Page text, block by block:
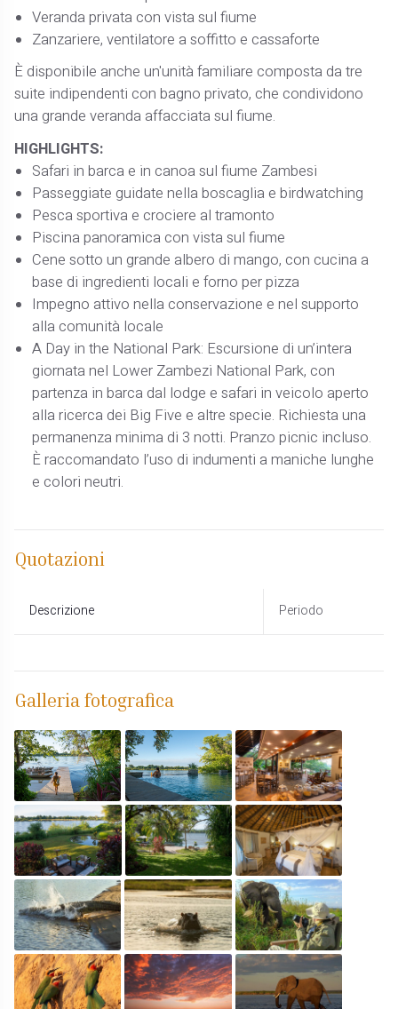
Veranda privata con vista sul fiume
Zanzariere, ventilatore a soffitto e cassaforte
È disponibile anche un'unità familiare composta da tre
suite indipendenti con bagno privato, che condividono
una grande veranda affacciata sul fiume.
HIGHLIGHTS:
Safari in barca e in canoa sul fiume Zambesi
Passeggiate guidate nella boscaglia e birdwatching
Pesca sportiva e crociere al tramonto
Piscina panoramica con vista sul fiume
Cene sotto un grande albero di mango, con cucina a
base di ingredienti locali e forno per pizza
Impegno attivo nella conservazione e nel supporto
alla comunità locale
A Day in the National Park: Escursione di un’intera
giornata nel Lower Zambezi National Park, con
partenza in barca dal lodge e safari in veicolo aperto
alla ricerca dei Big Five e altre specie. Richiesta una
permanenza minima di 3 notti. Pranzo picnic incluso.
È raccomandato l’uso di indumenti a maniche lunghe
e colori neutri.
Quotazioni
Descrizione Periodo
Galleria fotografica